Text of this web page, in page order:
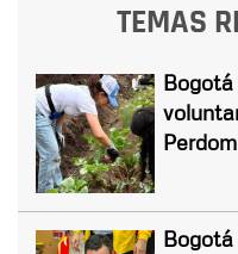
TEMAS
Bogotá
Bogotá